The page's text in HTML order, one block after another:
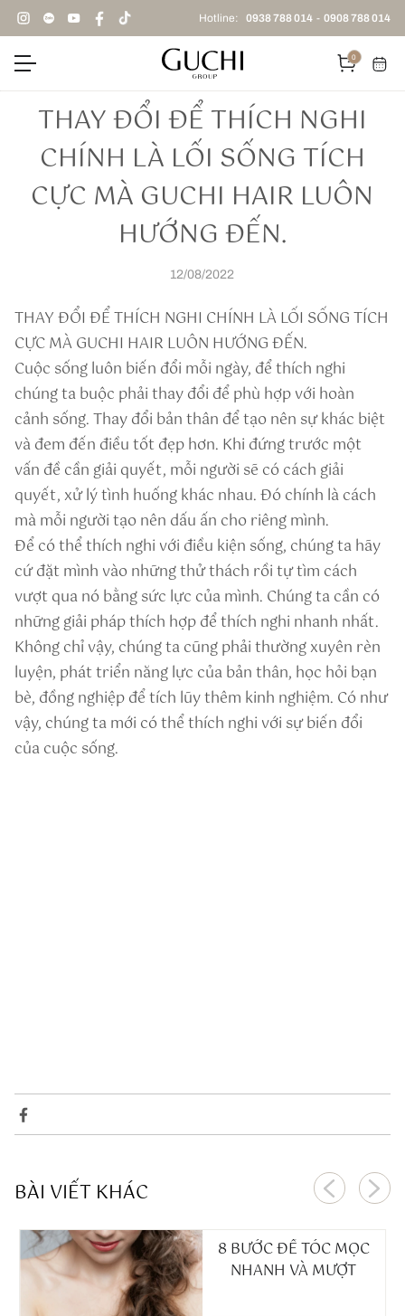
Hotline: 0938 788 014 - 0908 788 014
0
THAY ĐỔI ĐỂ THÍCH NGHI
CHÍNH LÀ LỐI SỐNG TÍCH
CỰC MÀ GUCHI HAIR LUÔN
HƯỚNG ĐẾN.
12/08/2022
THAY ĐỔI ĐỂ THÍCH NGHI CHÍNH LÀ LỐI SỐNG TÍCH
CỰC MÀ GUCHI HAIR LUÔN HƯỚNG ĐẾN.
Cuộc sống luôn biến đổi mỗi ngày, để thích nghi
chúng ta buộc phải thay đổi để phù hợp với hoàn
cảnh sống. Thay đổi bản thân để tạo nên sự khác biệt
và đem đến điều tốt đẹp hơn. Khi đứng trước một
vấn đề cần giải quyết, mỗi người sẽ có cách giải
quyết, xử lý tình huống khác nhau. Đó chính là cách
mà mỗi người tạo nên dấu ấn cho riêng mình.
Để có thể thích nghi với điều kiện sống, chúng ta hãy
cứ đặt mình vào những thử thách rồi tự tìm cách
vượt qua nó bằng sức lực của mình. Chúng ta cần có
những giải pháp thích hợp để thích nghi nhanh nhất.
Không chỉ vậy, chúng ta cũng phải thường xuyên rèn
luyện, phát triển năng lực của bản thân, học hỏi bạn
bè, đồng nghiệp để tích lũy thêm kinh nghiệm. Có như
vậy, chúng ta mới có thể thích nghi với sự biến đổi
của cuộc sống.
BÀI VIẾT KHÁC
8 BƯỚC ĐỂ TÓC MỌC
NHANH VÀ MƯỢT